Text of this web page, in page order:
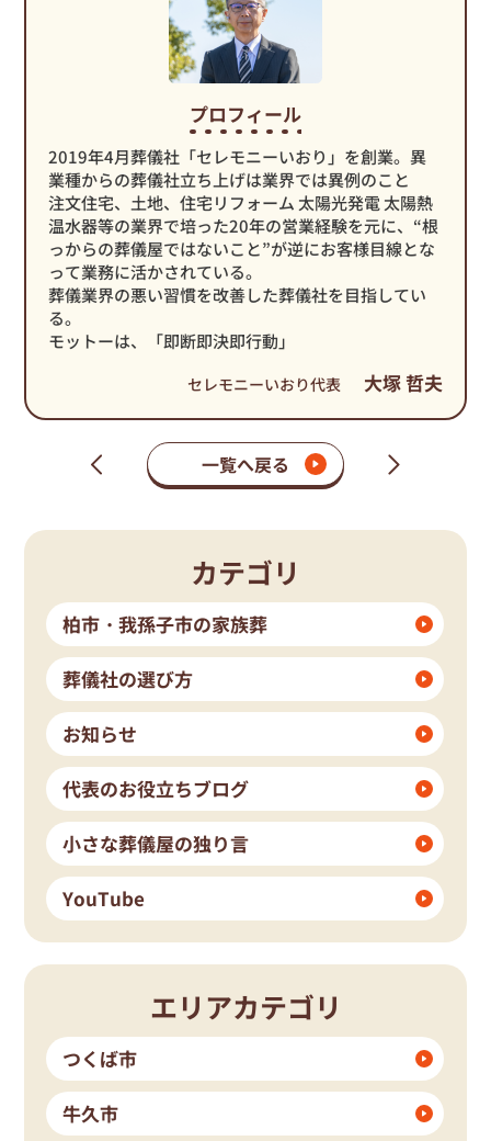
プロフィール
2019年4月葬儀社「セレモニーいおり」を創業。異
業種からの葬儀社立ち上げは業界では異例のこと
注文住宅、土地、住宅リフォーム 太陽光発電 太陽熱
温水器等の業界で培った20年の営業経験を元に、“根
っからの葬儀屋ではないこと”が逆にお客様目線とな
って業務に活かされている。
葬儀業界の悪い習慣を改善した葬儀社を目指してい
る。
モットーは、「即断即決即行動」
セレモニーいおり代表 大塚 哲夫
ー
一覧へ戻る
前
ー
カテゴリ
柏市・我孫子市の家族葬
葬儀社の選び方
お知らせ
代表のお役立ちブログ
小さな葬儀屋の独り言
YouTube
エリアカテゴリ
つくば市
牛久市